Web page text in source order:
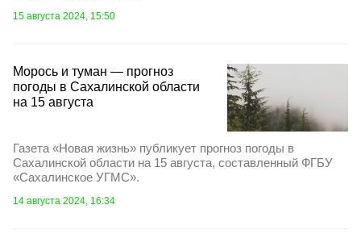
15 августа 2024, 15:50
Морось и туман — прогноз
погоды в Сахалинской области
на 15 августа
Газета «Новая жизнь» публикует прогноз погоды в
Сахалинской области на 15 августа, составленный ФГБУ
«Сахалинское УГМС».
14 августа 2024, 16:34